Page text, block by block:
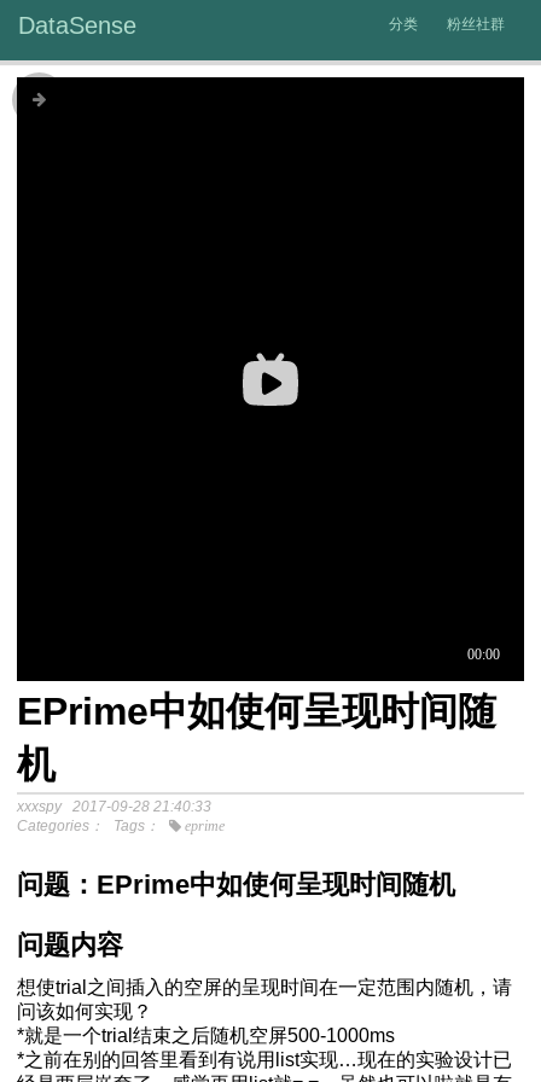
DataSense 分类 粉丝社群
介模
析SPSS视频教程
EPrime中如使何呈现时间随
机
xxxspy
2017-09-28 21:40:33
Categories：
Tags： eprime
问题：EPrime中如使何呈现时间随机
问题内容
想使trial之间插入的空屏的呈现时间在一定范围内随机，请
问该如何实现？
*就是一个trial结束之后随机空屏500-1000ms
*之前在别的回答里看到有说用list实现…现在的实验设计已